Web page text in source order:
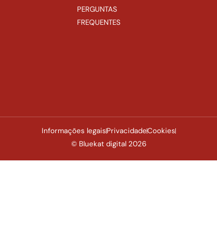
PERGUNTAS
FREQUENTES
Informações legaisPrivacidadeCookies
© Bluekat digital 2026